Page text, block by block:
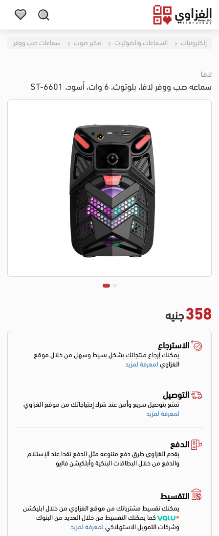
إلكترونيات السماعات والصوتيات مكبر صوت سماعات صب ووفر
لافا
سماعه صب ووفر لافا، بلوتوث، 6 وات، أسود، ST-6601
358جنيه
الاسترجاع
يمكنك إرجاع منتجاتك بشكل بسيط وسهل من خلال موقع
الغزاويلمعرفة لمزيد
التوصيل
تمتع بتوصيل سريع وأمن عند شراء إحتياجاتك من موقع الغزاوي
لمعرفة لمزيد
الدفع
يقدم الغزاوي طرق دفع متنوعه مثل الدفع نقدا عند الإستلام
والدفع من خلال البطاقات البنكية وأبلكيشن فاليو
التقسيط
يمكنك تقسيط مشترياتك من موقع الغزاوي من خلال ابليكشن
كما يمكنك التقسيط من خلال العديد من البنوك
وشركات التمويل الاستهلاكيلمعرفة لمزيد